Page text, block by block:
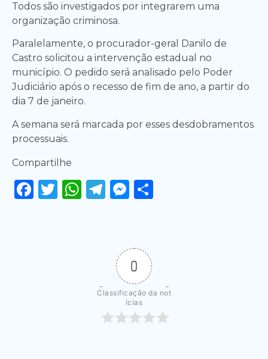
Todos são investigados por integrarem uma
organização criminosa.
Paralelamente, o procurador-geral Danilo de
Castro solicitou a intervenção estadual no
município. O pedido será analisado pelo Poder
Judiciário após o recesso de fim de ano, a partir do
dia 7 de janeiro.
A semana será marcada por esses desdobramentos
processuais.
Compartilhe
Facebook
Twitter
WhatsApp
Telegram
Messenger
0
Classificação da not
ícias